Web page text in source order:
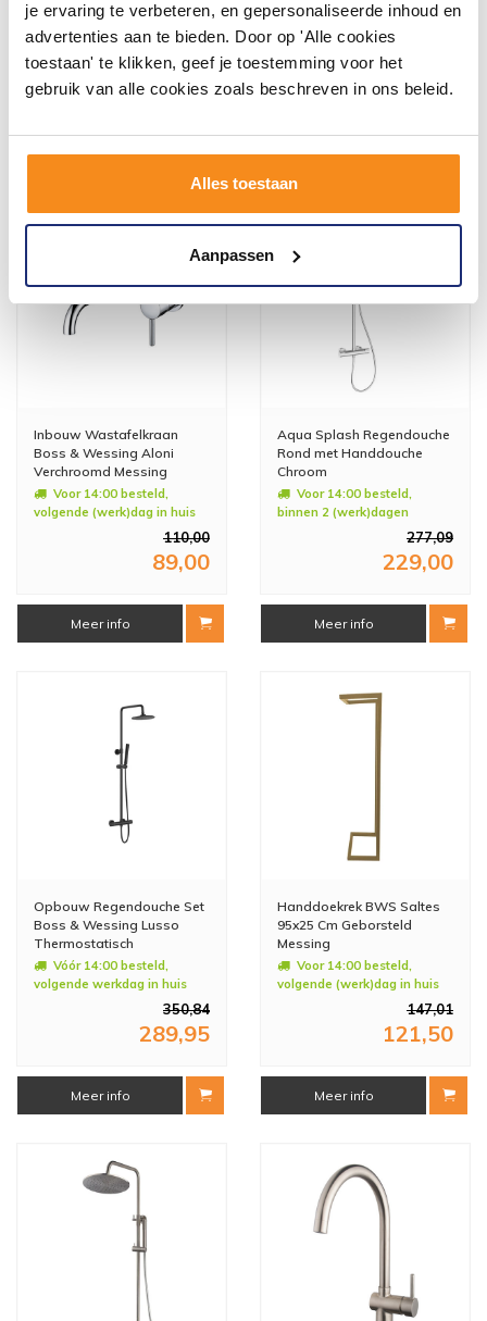
je ervaring te verbeteren, en gepersonaliseerde inhoud en
advertenties aan te bieden. Door op 'Alle cookies
toestaan' te klikken, geef je toestemming voor het
gebruik van alle cookies zoals beschreven in ons beleid.
Alles toestaan
Aanpassen
Gunmetal
Voor 14:00 besteld,
volgende (werk)dag in huis
280,00
230,00
Meer info
Chroom
Vóór 14:00 besteld,
volgende werkdag in huis
220,00
Meer info
Inbouw Wastafelkraan
Boss & Wessing Aloni
Verchroomd Messing
Voor 14:00 besteld,
volgende (werk)dag in huis
110,00
89,00
Meer info
Aqua Splash Regendouche
Rond met Handdouche
Chroom
Voor 14:00 besteld,
binnen 2 (werk)dagen
277,09
229,00
Meer info
Opbouw Regendouche Set
Boss & Wessing Lusso
Thermostatisch
Hoofddouche 30 cm Rond
Mat Zwart
Vóór 14:00 besteld,
volgende werkdag in huis
350,84
289,95
Meer info
Handdoekrek BWS Saltes
95x25 Cm Geborsteld
Messing
Voor 14:00 besteld,
volgende (werk)dag in huis
147,01
121,50
Meer info